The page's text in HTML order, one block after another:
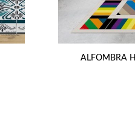
ALFOMBRA